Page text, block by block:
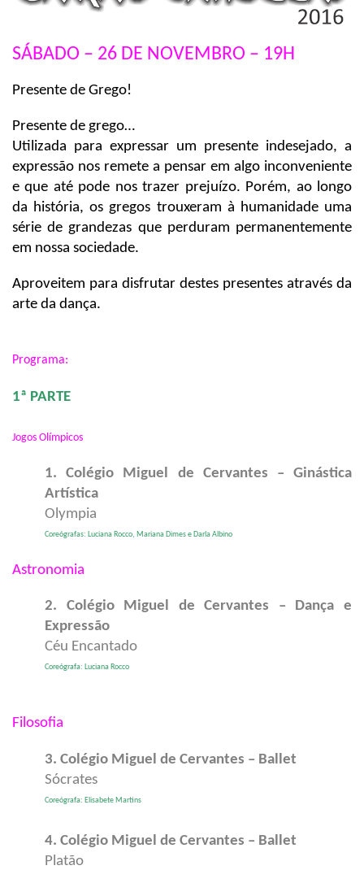
SÁBADO – 26 DE NOVEMBRO – 19H
Presente de Grego!
Presente de grego…
Utilizada para expressar um presente indesejado, a
expressão nos remete a pensar em algo inconveniente
e que até pode nos trazer prejuízo. Porém, ao longo
da história, os gregos trouxeram à humanidade uma
série de grandezas que perduram permanentemente
em nossa sociedade.
Aproveitem para disfrutar destes presentes através da
arte da dança.
Programa:
1ª PARTE
Jogos Olímpicos
1. Colégio Miguel de Cervantes – Ginástica
Artística
Olympia
Coreógrafas: Luciana Rocco, Mariana Dimes e Darla Albino
Astronomia
2. Colégio Miguel de Cervantes – Dança e
Expressão
Céu Encantado
Coreógrafa: Luciana Rocco
Filosofia
3. Colégio Miguel de Cervantes – Ballet
Sócrates
Coreógrafa: Elisabete Martins
4. Colégio Miguel de Cervantes – Ballet
Platão